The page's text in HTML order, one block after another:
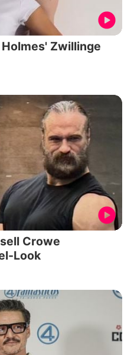
Zwillinge
Crowe
Look